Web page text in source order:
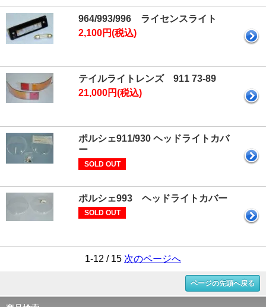
964/993/996 ライセンスライト
2,100円(税込)
テイルライトレンズ 911 73-89
21,000円(税込)
ポルシェ911/930 ヘッドライトカバ
ー
SOLD OUT
ポルシェ993 ヘッドライトカバー
SOLD OUT
1-12 / 15 次のページへ
ページの先頭へ戻る